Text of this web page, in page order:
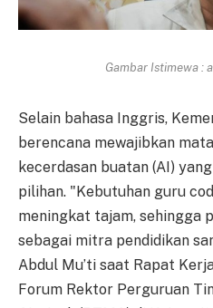
Gambar Istimewa :
Selain bahasa Inggris,
berencana mewajibkan
kecerdasan buatan (AI)
pilihan. "Kebutuhan guru
meningkat tajam, sehingga
sebagai mitra pendidikan
Abdul Mu’ti saat Rapat
Forum Rektor Perguruan